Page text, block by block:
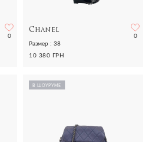
0
Chanel
0
Размер : 38
10 380 ГРН
В ШОУРУМЕ